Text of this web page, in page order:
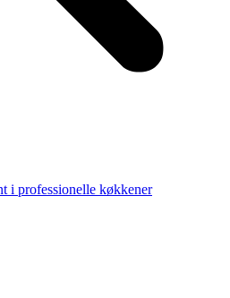
i professionelle køkkener